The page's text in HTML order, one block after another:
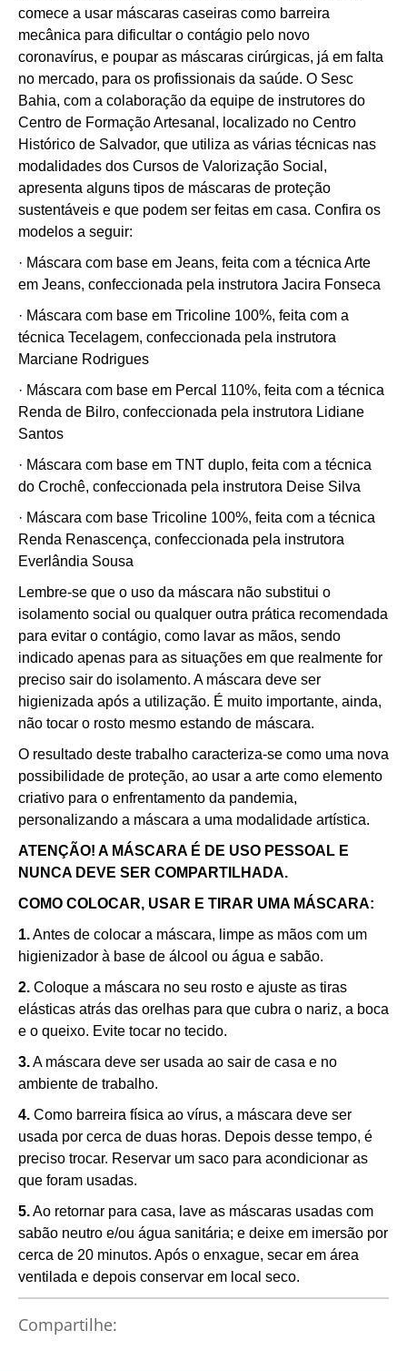
Como utilizar
comece a usar máscaras caseiras como barreira
mecânica para dificultar o contágio pelo novo
coronavírus, e poupar as máscaras cirúrgicas, já em falta
no mercado, para os profissionais da saúde. O Sesc
Bahia, com a colaboração da equipe de instrutores do
Centro de Formação Artesanal, localizado no Centro
Histórico de Salvador, que utiliza as várias técnicas nas
modalidades dos Cursos de Valorização Social,
apresenta alguns tipos de máscaras de proteção
sustentáveis e que podem ser feitas em casa. Confira os
modelos a seguir:
· Máscara com base em Jeans, feita com a técnica Arte
em Jeans, confeccionada pela instrutora Jacira Fonseca
· Máscara com base em Tricoline 100%, feita com a
técnica Tecelagem, confeccionada pela instrutora
Marciane Rodrigues
· Máscara com base em Percal 110%, feita com a técnica
Renda de Bilro, confeccionada pela instrutora Lidiane
Santos
· Máscara com base em TNT duplo, feita com a técnica
do Crochê, confeccionada pela instrutora Deise Silva
· Máscara com base Tricoline 100%, feita com a técnica
Renda Renascença, confeccionada pela instrutora
Everlândia Sousa
Lembre-se que o uso da máscara não substitui o
isolamento social ou qualquer outra prática recomendada
para evitar o contágio, como lavar as mãos, sendo
indicado apenas para as situações em que realmente for
preciso sair do isolamento. A máscara deve ser
higienizada após a utilização. É muito importante, ainda,
não tocar o rosto mesmo estando de máscara.
O resultado deste trabalho caracteriza-se como uma nova
possibilidade de proteção, ao usar a arte como elemento
criativo para o enfrentamento da pandemia,
personalizando a máscara a uma modalidade artística.
ATENÇÃO! A MÁSCARA É DE USO PESSOAL E
NUNCA DEVE SER COMPARTILHADA.
COMO COLOCAR, USAR E TIRAR UMA MÁSCARA:
1.Antes de colocar a máscara, limpe as mãos com um
higienizador à base de álcool ou água e sabão.
2. Coloque a máscara no seu rosto e ajuste as tiras
elásticas atrás das orelhas para que cubra o nariz, a boca
e o queixo. Evite tocar no tecido.
3.A máscara deve ser usada ao sair de casa e no
ambiente de trabalho.
4. Como barreira física ao vírus, a máscara deve ser
usada por cerca de duas horas. Depois desse tempo, é
preciso trocar. Reservar um saco para acondicionar as
que foram usadas.
5.Ao retornar para casa, lave as máscaras usadas com
sabão neutro e/ou água sanitária; e deixe em imersão por
cerca de 20 minutos. Após o enxague, secar em área
ventilada e depois conservar em local seco.
Compartilhe: